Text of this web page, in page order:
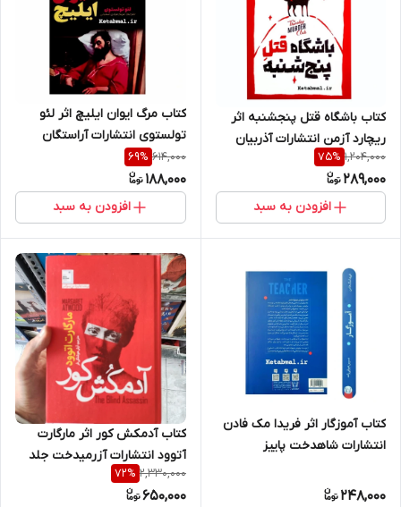
کتاب باشگاه قتل پنجشنبه اثر
ریچارد آزمن انتشارات آذربیان
1,204,000
75%
289,000
افزودن به سبد
کتاب مرگ ایوان ایلیچ اثر لئو
تولستوی انتشارات آراستگان
614,000
69%
188,000
افزودن به سبد
کتاب آموزگار اثر فریدا مک فادن
انتشارات شاهدخت پاییز
248,000
کتاب آدمکش کور اثر مارگارت
آتوود انتشارات آزرمیدخت جلد
سخت
2,330,000
72%
650,000